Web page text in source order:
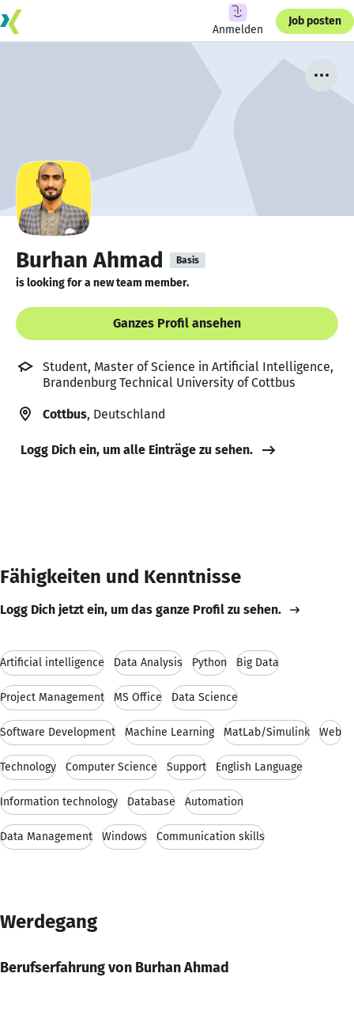
Anmelden
Job posten
Burhan Ahmad Basis
is looking for a new team member.
Ganzes Profil ansehen
Student, Master of Science in Artificial Intelligence,
Brandenburg Technical University of Cottbus
Cottbus, Deutschland
Logg Dich ein, um alle Einträge zu sehen.
Fähigkeiten und Kenntnisse
Logg Dich jetzt ein, um das ganze Profil zu sehen.
Artificial intelligence Data Analysis Python Big Data
Project Management MS Office Data Science
Software Development Machine Learning MatLab/Simulink Web
Technology Computer Science Support English Language
Information technology Database Automation
Data Management Windows Communication skills
Werdegang
Berufserfahrung von Burhan Ahmad